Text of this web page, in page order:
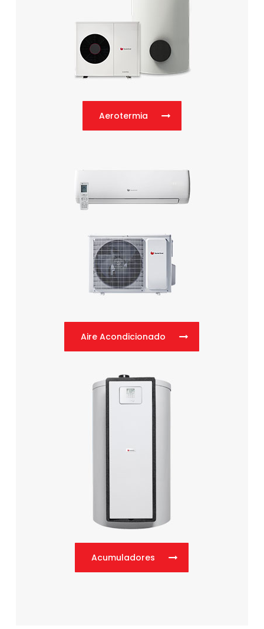
Aerotermia
Aire Acondicionado
Acumuladores